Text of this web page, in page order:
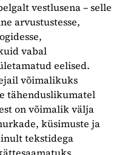
vestlusena – selle
arvustustesse,
vabal
eelised.
võimalikuks
tähenduslikumatel
on võimalik välja
küsimuste ja
tekstidega